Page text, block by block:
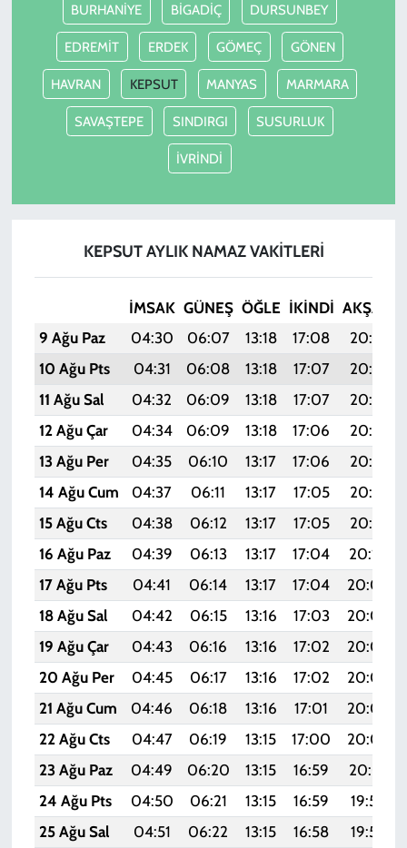
BURHANİYE BİGADİÇ DURSUNBEY
EDREMİT ERDEK GÖMEÇ GÖNEN
HAVRAN KEPSUT MANYAS MARMARA
SAVAŞTEPE SINDIRGI SUSURLUK
İVRİNDİ
KEPSUT AYLIK NAMAZ VAKITLERI
İMSAK GÜNEŞ ÖĞLE İKINDI AKŞAM
9 Ağu Paz
04:30 06:07 13:18 17:08 20:19
10 Ağu Pts
04:31 06:08 13:18 17:07 20:18
11 Ağu Sal
04:32 06:09 13:18 17:07 20:17
12 Ağu Çar
04:34 06:09 13:18 17:06 20:16
13 Ağu Per
04:35 06:10 13:17 17:06 20:14
14 Ağu Cum
04:37 06:11 13:17 17:05 20:13
15 Ağu Cts
04:38 06:12 13:17 17:05 20:12
16 Ağu Paz
04:39 06:13 13:17 17:04 20:10
17 Ağu Pts
04:41 06:14 13:17 17:04 20:09
18 Ağu Sal
04:42 06:15 13:16 17:03 20:08
19 Ağu Çar
04:43 06:16 13:16 17:02 20:06
20 Ağu Per
04:45 06:17 13:16 17:02 20:05
21 Ağu Cum
04:46 06:18 13:16 17:01 20:03
22 Ağu Cts
04:47 06:19 13:15 17:00 20:02
23 Ağu Paz
04:49 06:20 13:15 16:59 20:01
24 Ağu Pts
04:50 06:21 13:15 16:59 19:59
25 Ağu Sal
04:51 06:22 13:15 16:58 19:58